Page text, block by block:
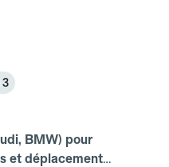
3
BMW) pour
et déplacements